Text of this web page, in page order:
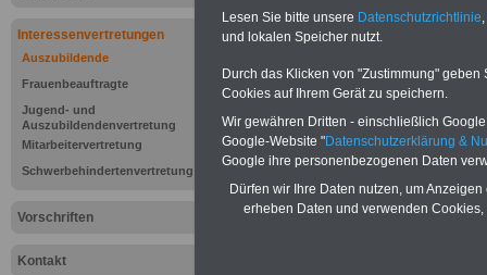
Interessenvertretungen
Auszubildende
Frauenbeauftragte
Jugend- und
Auszubildendenvertretung
Mitarbeitervertretung
Schwerbehindertenvertretung
Vorschriften
Kontakt
Lexikon
Lesen Sie bitte unsere Datenschutzrichtlinie
und lokalen Speicher nutzt.
Durch das Klicken von "Zustimmung"
Cookies auf Ihrem Gerät zu speichern.
Wir gewähren Dritten - einschließlich
Google-Website "Datenschutzerklärung &
Google ihre personenbezogenen Daten
Dürfen wir Ihre Daten nutzen, um
erheben Daten und verwenden